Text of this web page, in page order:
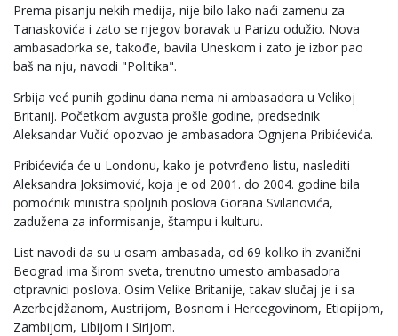
Prema pisanju nekih medija, nije bilo lako naći zamenu za
Tanaskovića i zato se njegov boravak u Parizu odužio. Nova
ambasadorka se, takođe, bavila Uneskom i zato je izbor pao
baš na nju, navodi "Politika".
Srbija već punih godinu dana nema ni ambasadora u Velikoj
Britanij. Početkom avgusta prošle godine, predsednik
Aleksandar Vučić opozvao je ambasadora Ognjena Pribićevića.
Pribićevića će u Londonu, kako je potvrđeno listu, naslediti
Aleksandra Joksimović, koja je od 2001. do 2004. godine bila
pomoćnik ministra spoljnih poslova Gorana Svilanovića,
zadužena za informisanje, štampu i kulturu.
List navodi da su u osam ambasada, od 69 koliko ih zvanični
Beograd ima širom sveta, trenutno umesto ambasadora
otpravnici poslova. Osim Velike Britanije, takav slučaj je i sa
Azerbejdžanom, Austrijom, Bosnom i Hercegovinom, Etiopijom,
Zambijom, Libijom i Sirijom.